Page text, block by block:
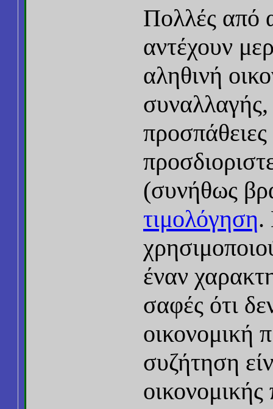
Πολλές από
αντέχουν
αληθινή
συναλλαγής,
προσπάθειες
(συνήθως
τιμολόγηση.
έναν
σαφές ότι
οικονομική
συζήτηση